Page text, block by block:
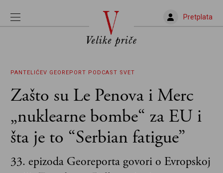
Pretplata
PANTELIĆEV GEOREPORT PODCAST SVET
Zašto su Le Penova i Merc
„nuklearne bombe“ za EU i
šta je to “Serbian fatigue”
33. epizoda Georeporta govori o Evropskoj